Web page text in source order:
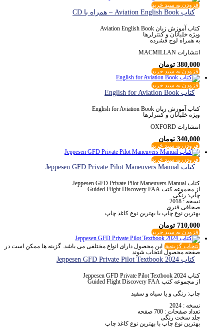
افزودن به سبد خرید
کتاب Aviation English Book – همراه با CD
کتاب آموزش زبان Aviation English Book
ویژه خلبانان و کنترلرها
به همراه لوح فشرده
انتشارات MACMILLAN
380,000 تومان
افزودن به سبد خرید
افزودن به سبد خرید
کتاب English for Aviation Book
کتاب آموزش زبان English for Aviation Book
ویژه خلبانان و کنترلرها
انتشارات OXFORD
340,000 تومان
افزودن به سبد خرید
افزودن به سبد خرید
کتاب Jeppesen GFD Private Pilot Maneuvers Manual
کتاب Jeppesen GFD Private Pilot Maneuvers Manual
از مجموعه کتب Guided Flight Discovery FAA
چاپ: رنگی
نسخه : 2018
صحافی فنری
بهترین نوع چاپ با بهترین نوع کاغذ چاپ
710,000 تومان
افزودن به سبد خرید
انتخاب گزینه‌ها این محصول دارای انواع مختلفی می باشد. گزینه ها ممکن است در
صفحه محصول انتخاب شوند
کتاب Jeppesen GFD Private Pilot Textbook 2024
کتاب Jeppesen GFD Private Pilot Textbook 2024
از مجموعه کتب Guided Flight Discovery FAA
چاپ: رنگی و یا سیاه و سفید
نسخه : 2024
تعداد صفحات : 700 صفحه
جلد سخت رنگی
بهترین نوع چاپ با بهترین نوع کاغذ چاپ